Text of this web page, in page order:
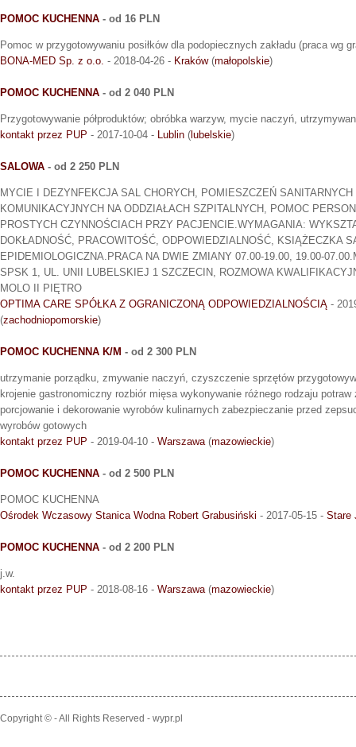
POMOC KUCHENNA - od 16 PLN
Pomoc w przygotowywaniu posiłków dla podopiecznych zakładu (praca wg
BONA-MED Sp. z o.o. - 2018-04-26 - Kraków(małopolskie)
POMOC KUCHENNA - od 2 040 PLN
Przygotowywanie półproduktów; obróbka warzyw, mycie naczyń,
kontakt przez PUP - 2017-10-04 - Lublin ( lubelskie)
SALOWA - od 2 250 PLN
MYCIE I DEZYNFEKCJA SAL CHORYCH, POMIESZCZEŃ
KOMUNIKACYJNYCH NA ODDZIAŁACH SZPITALNYCH, POMOC
PROSTYCH CZYNNOŚCIACH PRZY PACJENCIE.WYMAGANIA:
DOKŁADNOŚĆ, PRACOWITOŚĆ, ODPOWIEDZIALNOŚĆ, KSIĄŻECZKA
EPIDEMIOLOGICZNA.PRACA NA DWIE ZMIANY 07.00-19.00, 19.00-
SPSK 1, UL. UNII LUBELSKIEJ 1 SZCZECIN, ROZMOWA
MOLO II PIĘTRO
OPTIMA CARE SPÓŁKA Z OGRANICZONĄ ODPOWIEDZIALNOŚCIĄ -
(zachodniopomorskie)
POMOC KUCHENNA K/M - od 2 300 PLN
utrzymanie porządku, zmywanie naczyń, czyszczenie sprzętów
krojenie gastronomiczny rozbiór mięsa wykonywanie różnego rodzaju
porcjowanie i dekorowanie wyrobów kulinarnych zabezpieczanie przed
wyrobów gotowych
kontakt przez PUP - 2019-04-10 - Warszawa(mazowieckie)
POMOC KUCHENNA - od 2 500 PLN
POMOC KUCHENNA
Ośrodek Wczasowy Stanica Wodna Robert Grabusiński - 2017-05-15 - Stare
POMOC KUCHENNA - od 2 200 PLN
j.w.
kontakt przez PUP - 2018-08-16 - Warszawa(mazowieckie)
Copyright © - All Rights Reserved - wypr.pl